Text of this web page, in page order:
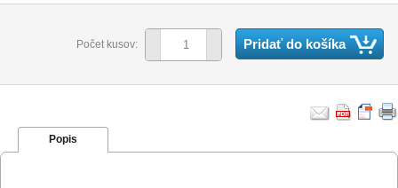
Počet kusov: Pridať do košíka
Popis